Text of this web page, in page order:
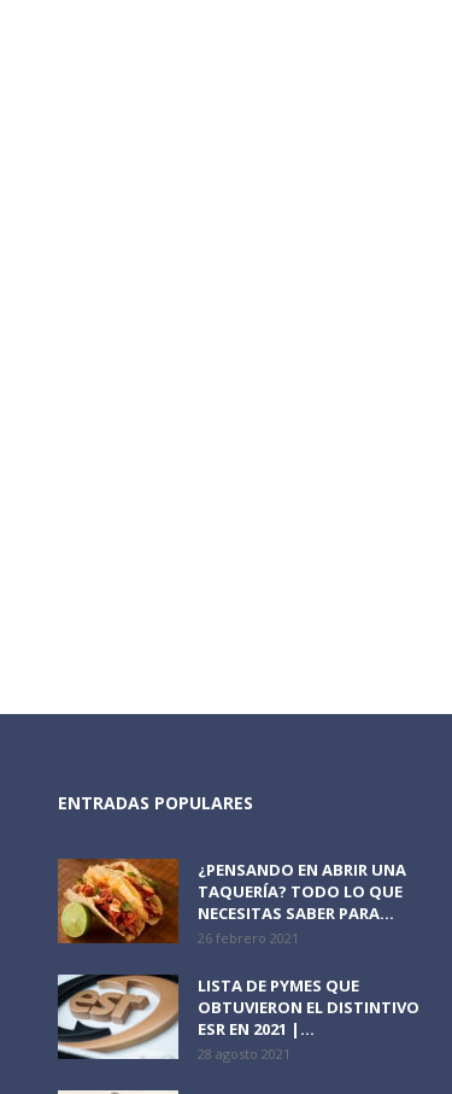
ENTRADAS POPULARES
¿PENSANDO EN ABRIR UNA
TAQUERÍA? TODO LO QUE
NECESITAS SABER PARA...
26 febrero 2021
LISTA DE PYMES QUE
OBTUVIERON EL DISTINTIVO
ESR EN 2021 |...
28 agosto 2021